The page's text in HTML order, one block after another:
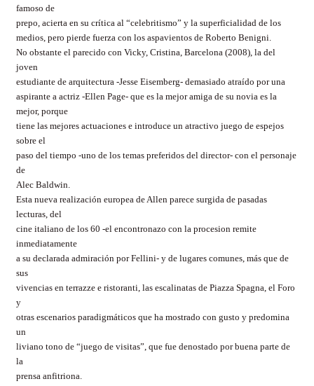
famoso de
prepo, acierta en su crítica al “celebritismo” y la superficialidad de los
medios, pero pierde fuerza con los aspavientos de Roberto Benigni.
No obstante el parecido con Vicky, Cristina, Barcelona (2008), la del
joven
estudiante de arquitectura -Jesse Eisemberg- demasiado atraído por una
aspirante a actriz -Ellen Page- que es la mejor amiga de su novia es la
mejor, porque
tiene las mejores actuaciones e introduce un atractivo juego de espejos
sobre el
paso del tiempo -uno de los temas preferidos del director- con el personaje
de
Alec Baldwin.
Esta nueva realización europea de Allen parece surgida de pasadas
lecturas, del
cine italiano de los 60 -el encontronazo con la procesion remite
inmediatamente
a su declarada admiración por Fellini- y de lugares comunes, más que de
sus
vivencias en terrazze e ristoranti, las escalinatas de Piazza Spagna, el Foro
y
otras escenarios paradigmáticos que ha mostrado con gusto y predomina
un
liviano tono de “juego de visitas”, que fue denostado por buena parte de
la
prensa anfitriona.